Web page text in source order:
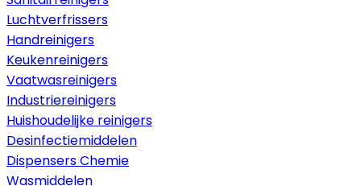
Luchtverfrissers
Handreinigers
Keukenreinigers
Vaatwasreinigers
Industriereinigers
Huishoudelijke reinigers
Desinfectiemiddelen
Dispensers Chemie
Wasmiddelen